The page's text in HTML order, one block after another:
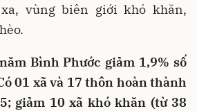
vùng biên giới khó khăn,
Bình Phước giảm 1,9% số
01 xã và 17 thôn hoàn thành
giảm 10 xã khó khăn (từ 38